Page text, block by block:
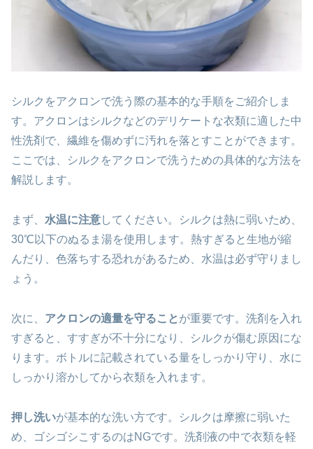
シルクをアクロンで洗う際の基本的な手順をご紹介しま
す。アクロンはシルクなどのデリケートな衣類に適した中
性洗剤で、繊維を傷めずに汚れを落とすことができます。
ここでは、シルクをアクロンで洗うための具体的な方法を
解説します。
まず、 水温に注意してください。シルクは熱に弱いため、
30℃以下のぬるま湯を使用します。熱すぎると生地が縮
んだり、色落ちする恐れがあるため、水温は必ず守りまし
ょう。
次に、 アクロンの適量を守ることが重要です。洗剤を入れ
すぎると、すすぎが不十分になり、シルクが傷む原因にな
ります。ボトルに記載されている量をしっかり守り、水に
しっかり溶かしてから衣類を入れます。
押し洗いが基本的な洗い方です。シルクは摩擦に弱いた
め、ゴシゴシこするのはNGです。洗剤液の中で衣類を軽